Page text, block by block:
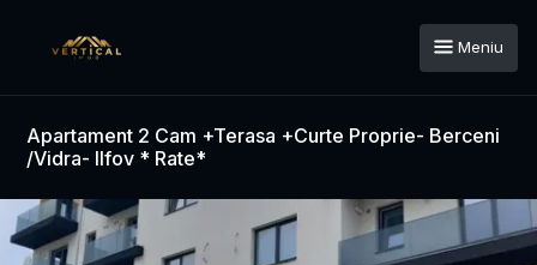
Meniu
Apartament 2 Cam +Terasa +Curte Proprie- Berceni
/Vidra- Ilfov * Rate*